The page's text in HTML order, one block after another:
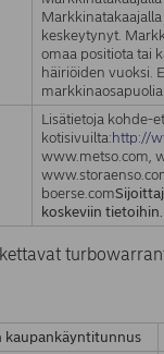
keskeytynyt.
omaa positiota tai
häiriöiden vuoksi.
Lisätietoja kohde-
kotisivuilta:http://
www.metso.com,
boerse.com
koskeviin tietoihin.
kaupankäyntitunnus